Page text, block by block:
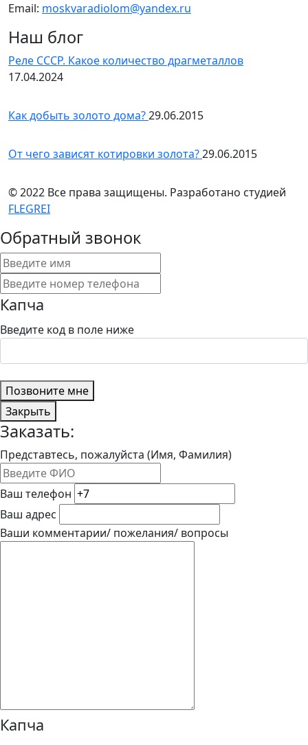
Email: moskvaradiolom@yandex.ru
Наш блог
Реле СССР. Какое количество драгметаллов
17.04.2024
Как добыть золото дома?29.06.2015
От чего зависят котировки золота?29.06.2015
© 2022 Все права защищены. Разработано студией
FLEGREI
Обратный звонок
Капча
Введите код в поле ниже
Позвоните мне
Закрыть
Заказать:
Представтесь, пожалуйста (Имя, Фамилия)
Ваш телефон
Ваш адрес
Ваши комментарии/ пожелания/ вопросы
Капча